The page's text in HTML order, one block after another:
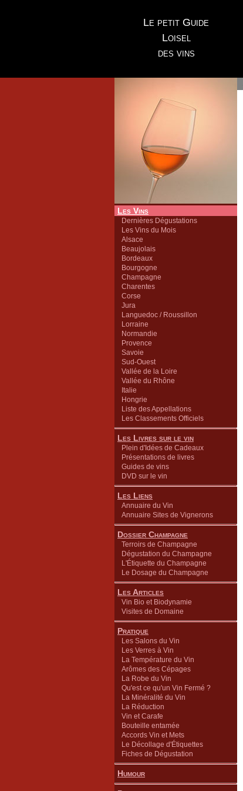
Le petit Guide
Loisel
des vins
Les Vins
Dernières Dégustations
Les Vins du Mois
Alsace
Beaujolais
Bordeaux
Bourgogne
Champagne
Charentes
Corse
Jura
Languedoc / Roussillon
Lorraine
Normandie
Provence
Savoie
Sud-Ouest
Vallée de la Loire
Vallée du Rhône
Italie
Hongrie
Liste des Appellations
Les Classements Officiels
Les Livres sur le vin
Plein d'Idées de Cadeaux
Présentations de livres
Guides de vins
DVD sur le vin
Les Liens
Annuaire du Vin
Annuaire Sites de Vignerons
Dossier Champagne
Terroirs de Champagne
Dégustation du Champagne
L'Étiquette du Champagne
Le Dosage du Champagne
Les Articles
Vin Bio et Biodynamie
Visites de Domaine
Pratique
Les Salons du Vin
Les Verres à Vin
La Température du Vin
Arômes des Cépages
La Robe du Vin
Qu'est ce qu'un Vin Fermé ?
La Minéralité du Vin
La Réduction
Vin et Carafe
Bouteille entamée
Accords Vin et Mets
Le Décollage d'Étiquettes
Fiches de Dégustation
Humour